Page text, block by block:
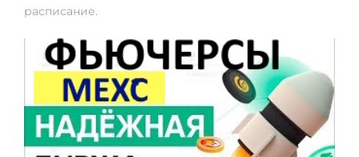
расписание.